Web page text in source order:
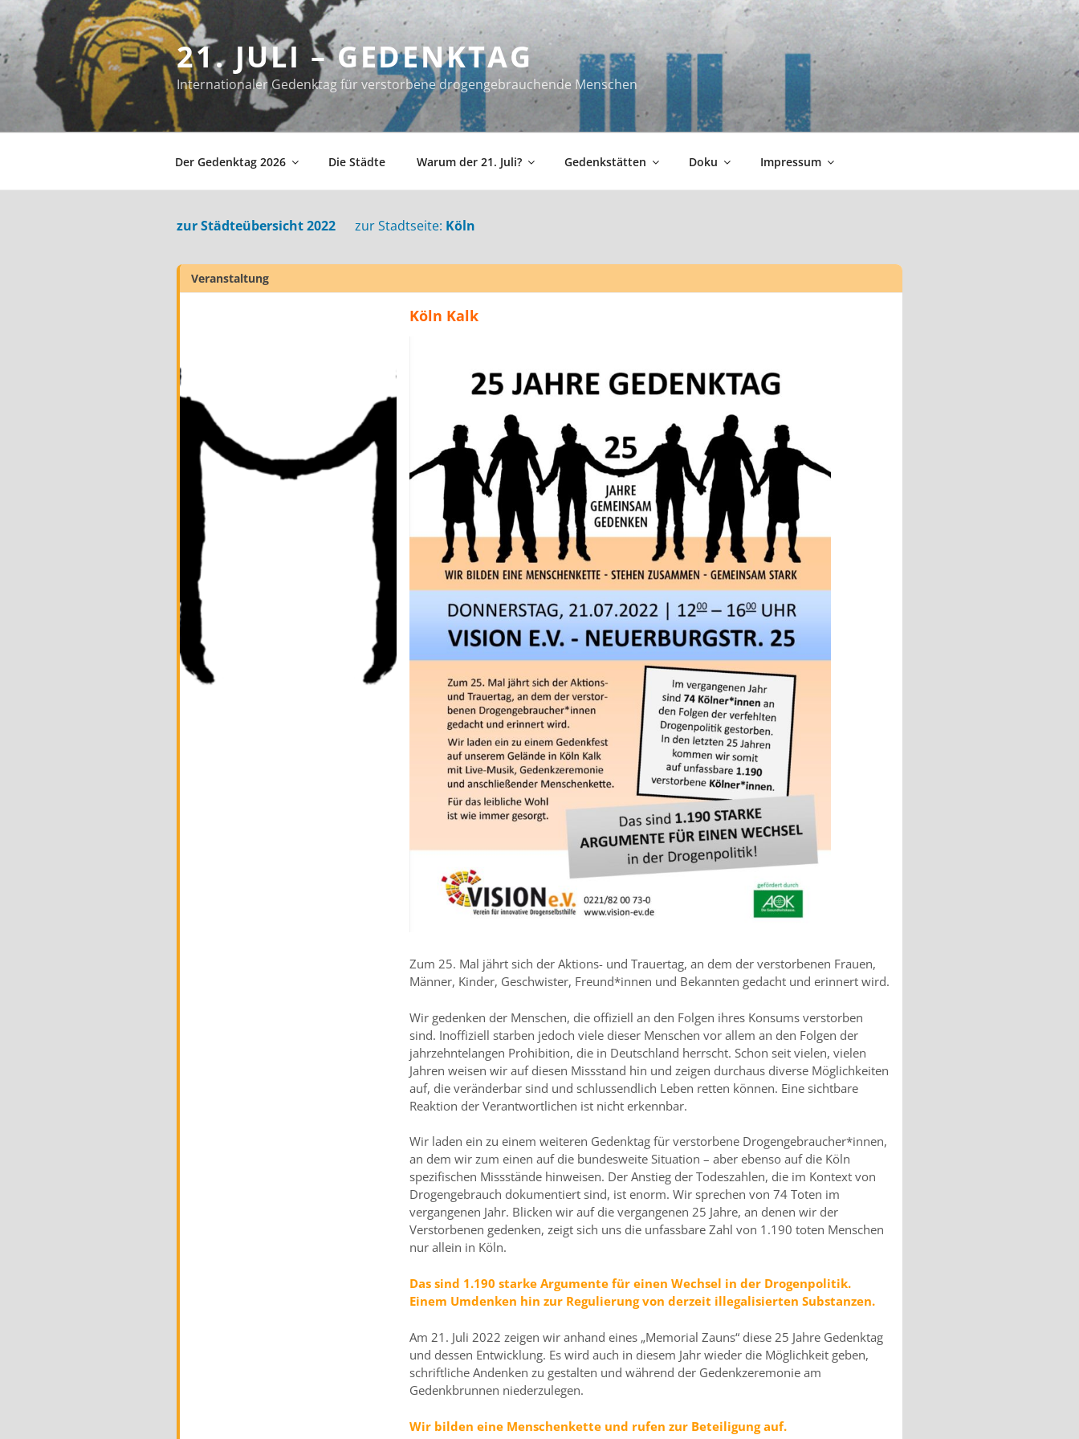
Inhalt
springen
21. JULI – GEDENKTAG
Internationaler Gedenktag für verstorbene drogengebrauchende Menschen
Der Gedenktag 2026 Die Städte Warum der 21. Juli? Gedenkstätten Doku Impressum
zur Städteübersicht 2022 zur Stadtseite: Köln
Veranstaltung
Köln Kalk
Zum 25. Mal jährt sich der Aktions- und Trauertag, an dem der verstorbenen Frauen,
Männer, Kinder, Geschwister, Freund*innen und Bekannten gedacht und erinnert wird.
Wir gedenken der Menschen, die offiziell an den Folgen ihres Konsums verstorben
sind. Inoffiziell starben jedoch viele dieser Menschen vor allem an den Folgen der
jahrzehntelangen Prohibition, die in Deutschland herrscht. Schon seit vielen, vielen
Jahren weisen wir auf diesen Missstand hin und zeigen durchaus diverse Möglichkeiten
auf, die veränderbar sind und schlussendlich Leben retten können. Eine sichtbare
Reaktion der Verantwortlichen ist nicht erkennbar.
Wir laden ein zu einem weiteren Gedenktag für verstorbene Drogengebraucher*innen,
an dem wir zum einen auf die bundesweite Situation – aber ebenso auf die Köln
spezifischen Missstände hinweisen. Der Anstieg der Todeszahlen, die im Kontext von
Drogengebrauch dokumentiert sind, ist enorm. Wir sprechen von 74 Toten im
vergangenen Jahr. Blicken wir auf die vergangenen 25 Jahre, an denen wir der
Verstorbenen gedenken, zeigt sich uns die unfassbare Zahl von 1.190 toten Menschen
nur allein in Köln.
Das sind 1.190 starke Argumente für einen Wechsel in der Drogenpolitik.
Einem Umdenken hin zur Regulierung von derzeit illegalisierten Substanzen.
Am 21. Juli 2022 zeigen wir anhand eines „Memorial Zauns“ diese 25 Jahre Gedenktag
und dessen Entwicklung. Es wird auch in diesem Jahr wieder die Möglichkeit geben,
schriftliche Andenken zu gestalten und während der Gedenkzeremonie am
Gedenkbrunnen niederzulegen.
Wir bilden eine Menschenkette und rufen zur Beteiligung auf.